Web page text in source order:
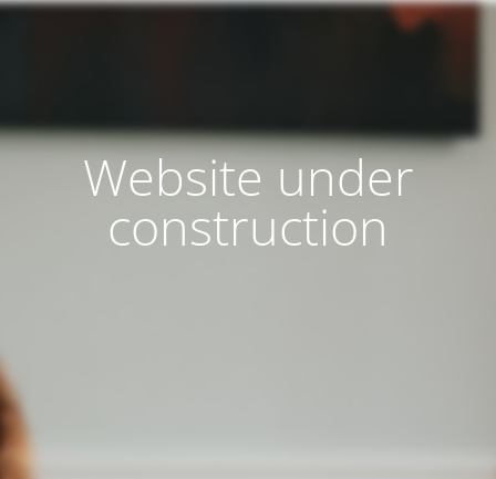
Website under
construction